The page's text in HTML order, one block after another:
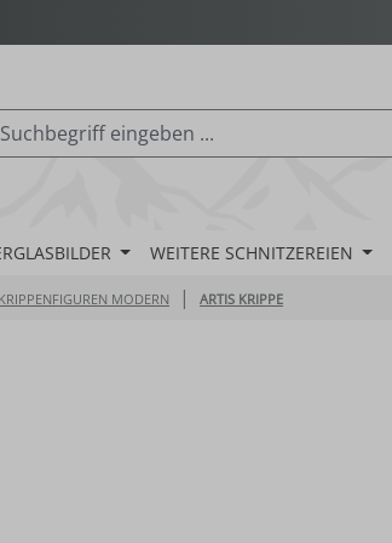
WEITERE SCHNITZEREIEN
KRIPPENFIGUREN MODERN | ARTIS KRIPPE